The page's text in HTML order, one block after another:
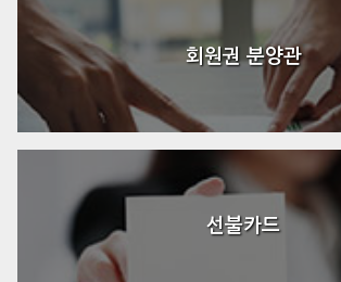
회원권 분양관
선불카드